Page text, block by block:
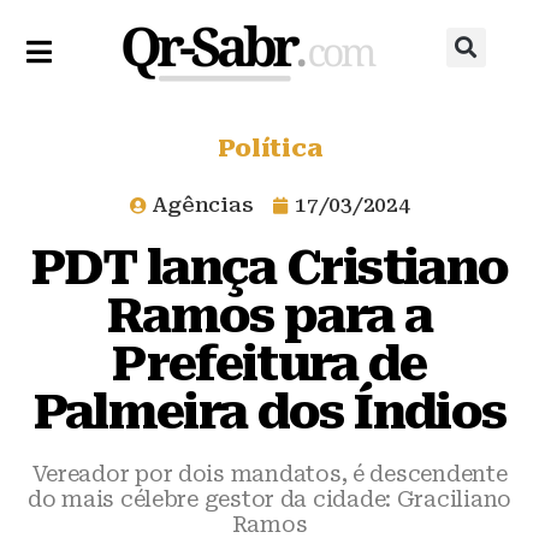
Política
Agências 17/03/2024
PDT lança Cristiano
Ramos para a
Prefeitura de
Palmeira dos Índios
Vereador por dois mandatos, é descendente
do mais célebre gestor da cidade: Graciliano
Ramos